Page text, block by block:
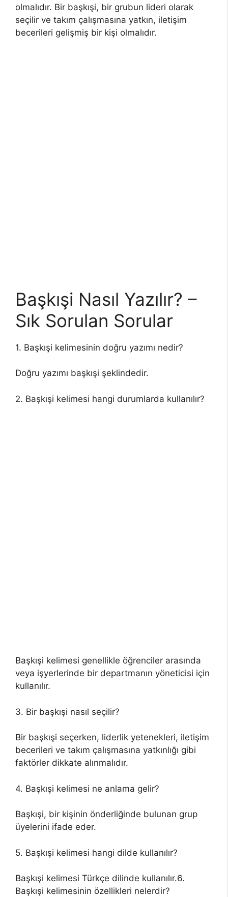
olmalıdır. Bir başkışi, bir grubun lideri olarak
seçilir ve takım çalışmasına yatkın, iletişim
becerileri gelişmiş bir kişi olmalıdır.
Başkışi Nasıl Yazılır? –
Sık Sorulan Sorular
1. Başkışi kelimesinin doğru yazımı nedir?
Doğru yazımı başkışi şeklindedir.
2. Başkışi kelimesi hangi durumlarda kullanılır?
Başkışi kelimesi genellikle öğrenciler arasında
veya işyerlerinde bir departmanın yöneticisi için
kullanılır.
3. Bir başkışi nasıl seçilir?
Bir başkışi seçerken, liderlik yetenekleri, iletişim
becerileri ve takım çalışmasına yatkınlığı gibi
faktörler dikkate alınmalıdır.
4. Başkışi kelimesi ne anlama gelir?
Başkışi, bir kişinin önderliğinde bulunan grup
üyelerini ifade eder.
5. Başkışi kelimesi hangi dilde kullanılır?
Başkışi kelimesi Türkçe dilinde kullanılır.6.
Başkışi kelimesinin özellikleri nelerdir?